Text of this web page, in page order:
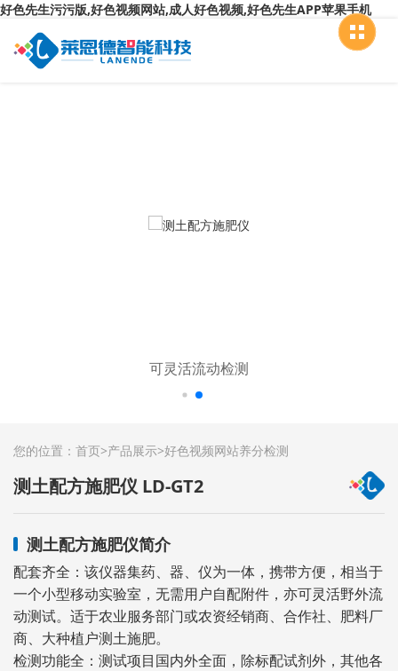
好色先生污污版,好色视频网站,成人好色视频,好色先生APP苹果手机
可灵活流动检测
您的位置： 首页>产品展示>好色视频网站养分检测
测土配方施肥仪 LD-GT2
测土配方施肥仪简介
配套齐全：该仪器集药、器、仪为一体，携带方便，相当于
一个小型移动实验室，无需用户自配附件，亦可灵活野外流
动测试。适于农业服务部门或农资经销商、合作社、肥料厂
商、大种植户测土施肥。
检测功能全：测试项目国内外全面，除标配试剂外，其他各